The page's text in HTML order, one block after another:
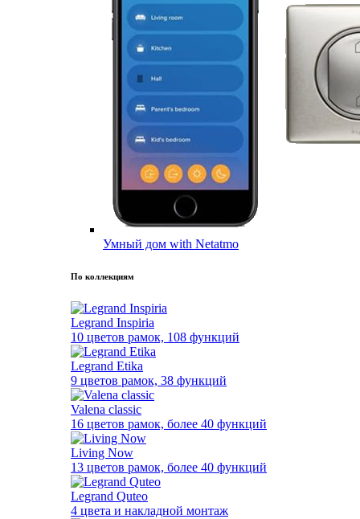
Умный дом with Netatmo
По коллекциям
Legrand Inspiria
10 цветов рамок, 108 функций
Legrand Etika
9 цветов рамок, 38 функций
Valena classic
16 цветов рамок, более 40 функций
Living Now
13 цветов рамок, более 40 функций
Legrand Quteo
4 цвета и накладной монтаж